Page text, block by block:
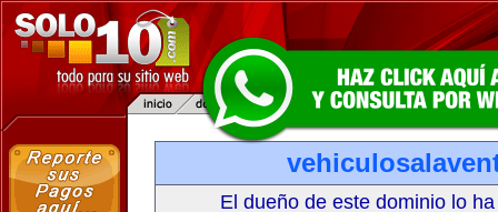
El dueño de este dominio lo